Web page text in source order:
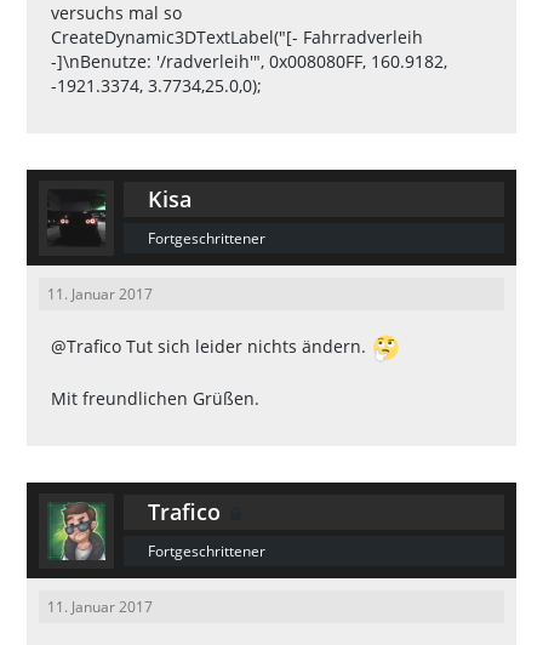
versuchs mal so
CreateDynamic3DTextLabel("[- Fahrradverleih
-]\nBenutze: '/radverleih'", 0x008080FF, 160.9182,
-1921.3374, 3.7734,25.0,0);
Kisa
Fortgeschrittener
11. Januar 2017
@Trafico Tut sich leider nichts ändern.
Mit freundlichen Grüßen.
Trafico
Fortgeschrittener
11. Januar 2017